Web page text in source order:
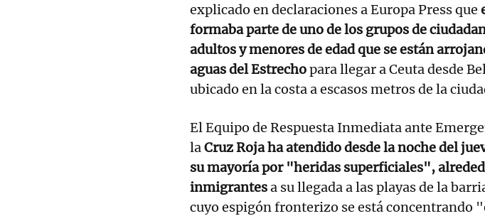
explicado en declaraciones a Europa Press que
formaba parte de uno de los grupos de
adultos y menores de edad que se están
aguas del Estrechopara llegar a Ceuta desde
ubicado en la costa a escasos metros de la
El Equipo de Respuesta Inmediata ante
laCruz Roja ha atendido desde la noche del
su mayoría por "heridas superficiales",
inmigrantesa su llegada a las playas de la
cuyo espigón fronterizo se está concentrando